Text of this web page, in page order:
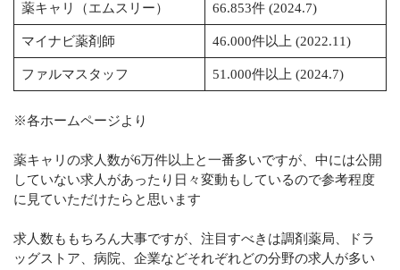
薬キャリ（エムスリー） 66.853件 (2024.7)
マイナビ薬剤師 46.000件以上 (2022.11)
ファルマスタッフ 51.000件以上 (2024.7)
※各ホームページより
薬キャリの求人数が6万件以上と一番多いですが、中には公開
していない求人があったり日々変動もしているので参考程度
に見ていただけたらと思います
求人数ももちろん大事ですが、注目すべきは調剤薬局、ドラ
ッグストア、病院、企業などそれぞれどの分野の求人が多い